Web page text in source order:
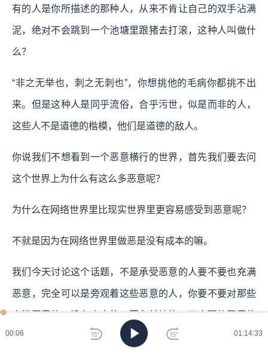
00:07 01:14:33
有的人是你所描述的那种人，从来不肯让自己的双手沾满
泥，绝对不会跳到一个池塘里跟猪去打滚，这种人叫做什
么？
“非之无举也，刺之无刺也”，你想挑他的毛病你都挑不出
来。但是这种人是同乎流俗，合乎污世，似是而非的人，
这些人不是道德的楷模，他们是道德的敌人。
你说我们不想看到一个恶意横行的世界，首先我们要去问
这个世界上为什么有这么多恶意呢？
为什么在网络世界里比现实世界里更容易感受到恶意呢？
不就是因为在网络世界里做恶是没有成本的嘛。
我们今天讨论这个话题，不是承受恶意的人要不要也充满
恶意，完全可以是旁观着这些恶意的人，你要不要对那些
人也充满恶意？